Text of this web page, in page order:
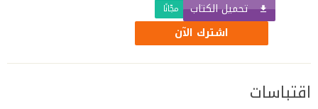
تحميل الكتاب مجّانًا
اشترك الآن
اقتباسات